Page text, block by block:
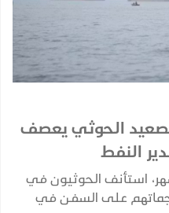
الحوثي يعصف
النفط
استأنف الحوثيون في
على السفن في